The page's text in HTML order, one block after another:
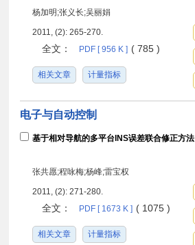
杨加明;张义长;吴丽娟
2011, (2): 265-270.
全文： PDF [ 956 K ] ( 785 )
相关文章 计量指标
电子与自动控制
基于相对导航的多平台INS误差联合修正方法
张共愿;程咏梅;杨峰;雷宝权
2011, (2): 271-280.
全文： PDF [ 1673 K ] ( 1075 )
相关文章 计量指标